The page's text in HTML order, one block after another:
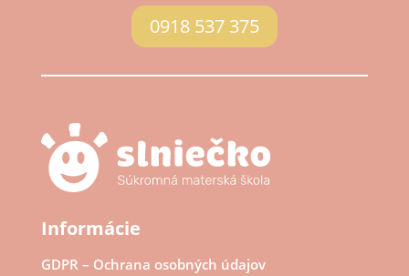
0918 537 375
Informácie
GDPR – Ochrana osobných údajov